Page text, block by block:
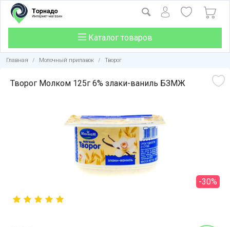
Каталог товаров
Главная / Молочный прилавок / Творог
Творог Молком 125г 6% злаки-ваниль БЗМЖ
-30%